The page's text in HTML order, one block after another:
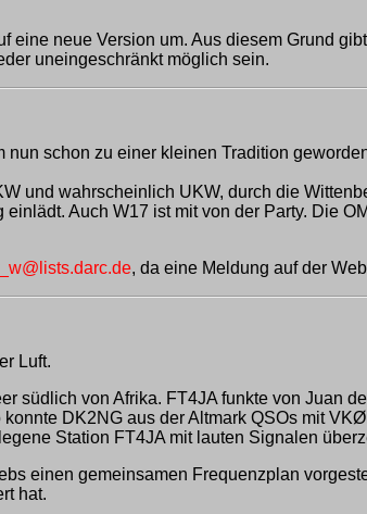
neue Version um. Aus diesem Grund
uneingeschränkt möglich sein.
schon zu einer kleinen Tradition
und wahrscheinlich UKW, durch die
Auch W17 ist mit von der Party. Die
, da eine Meldung auf der
Luft.
südlich von Afrika. FT4JA funkte von Juan
DK2NG aus der Altmark QSOs mit
Station FT4JA mit lauten Signalen
einen gemeinsamen Frequenzplan
hat.